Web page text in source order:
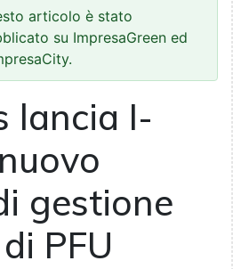
articolo è stato
su ImpresaGreen ed
lancia I-
gestione
PFU